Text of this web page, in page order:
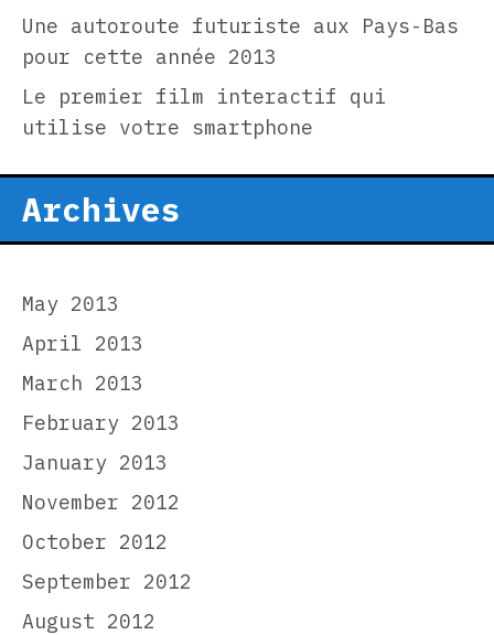
Une autoroute futuriste aux Pays-Bas
pour cette année 2013
Le premier film interactif qui
utilise votre smartphone
Archives
May 2013
April 2013
March 2013
February 2013
January 2013
November 2012
October 2012
September 2012
August 2012